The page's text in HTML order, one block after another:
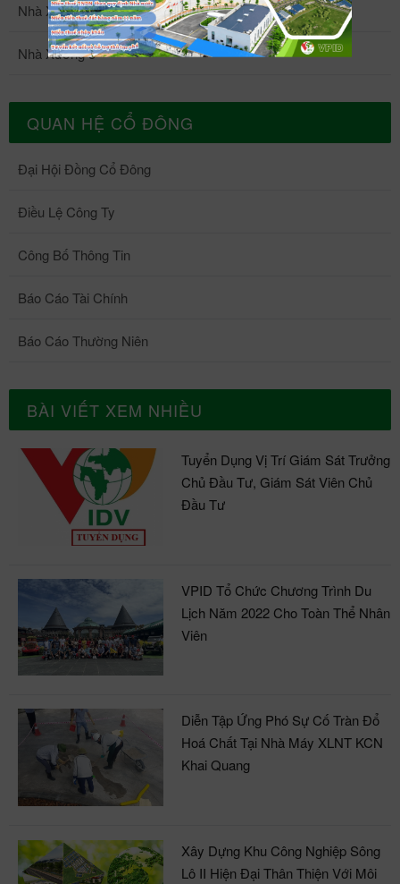
Nhà Xưởng 4
Nhà Xưởng 5
QUAN HỆ CỔ ĐÔNG
Đại Hội Đồng Cổ Đông
Điều Lệ Công Ty
Công Bố Thông Tin
Báo Cáo Tài Chính
Báo Cáo Thường Niên
BÀI VIẾT XEM NHIỀU
Tuyển Dụng Vị Trí Giám Sát Trưởng
Chủ Đầu Tư, Giám Sát Viên Chủ
Đầu Tư
VPID Tổ Chức Chương Trình Du
Lịch Năm 2022 Cho Toàn Thể Nhân
Viên
Diễn Tập Ứng Phó Sự Cố Tràn Đổ
Hoá Chất Tại Nhà Máy XLNT KCN
Khai Quang
Xây Dựng Khu Công Nghiệp Sông
Lô II Hiện Đại Thân Thiện Với Môi